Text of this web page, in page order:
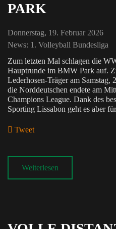
PARK
Donnerstag, 19. Februar 2026
News: 1. Volleyball Bundesliga
Zum letzten Mal schlagen die
Hauptrunde im BMW Park auf.
Lederhosen-Träger am
die Norddeutschen endete am
Champions League. Dank des
Sporting Lissabon geht es aber
Tweet
Weiterlesen